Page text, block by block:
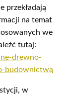
przekładają
na temat
we
tutaj:
drewno-
budownictwa
w